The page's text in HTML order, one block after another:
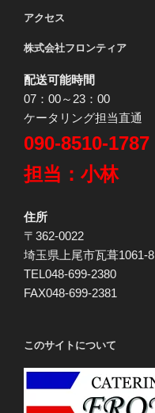
アクセス
株式会社フロンティア
配送可能時間
07：00～23：00
ケータリング担当直通
090-8510-1787
担当：小林
住所
〒362-0022
埼玉県上尾市瓦葺1061-8
TEL048-699-2380
FAX048-699-2381
このサイトについて